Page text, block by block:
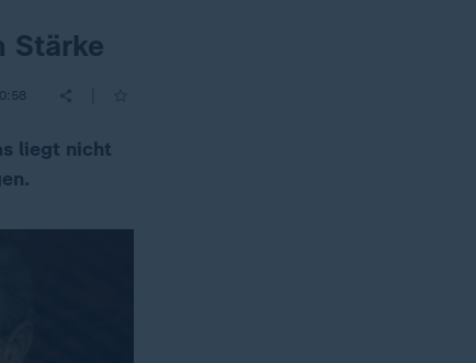
Stärke
liegt nicht